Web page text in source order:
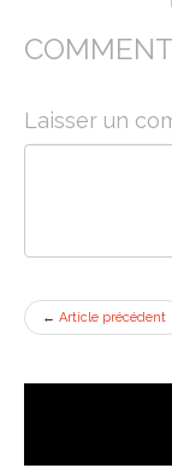
Laisser un
← Article précédent